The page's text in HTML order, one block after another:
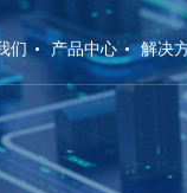
们
产品中心 解决